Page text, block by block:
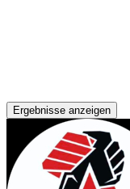
Ergebnisse anzeigen